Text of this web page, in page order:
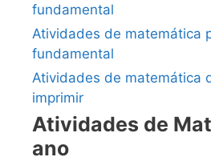
fundamental
Atividades de matemática
fundamental
Atividades de matemática
imprimir
Atividades de
ano